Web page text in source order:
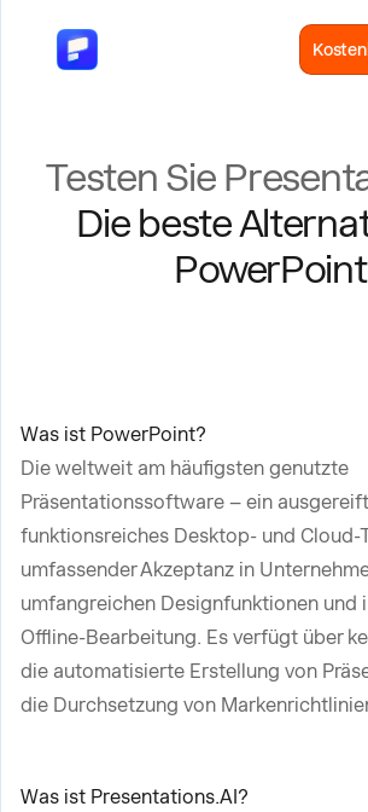
Testen Sie
Die beste
PowerPoint
Was ist PowerPoint?
Die weltweit am häufigsten genutzte
Präsentationssoftware – ein
funktionsreiches Desktop- und Cloud-
umfassender Akzeptanz in
umfangreichen Designfunktionen und
Offline-Bearbeitung. Es verfügt über
die automatisierte Erstellung von
die Durchsetzung von
Was ist Presentations.AI?